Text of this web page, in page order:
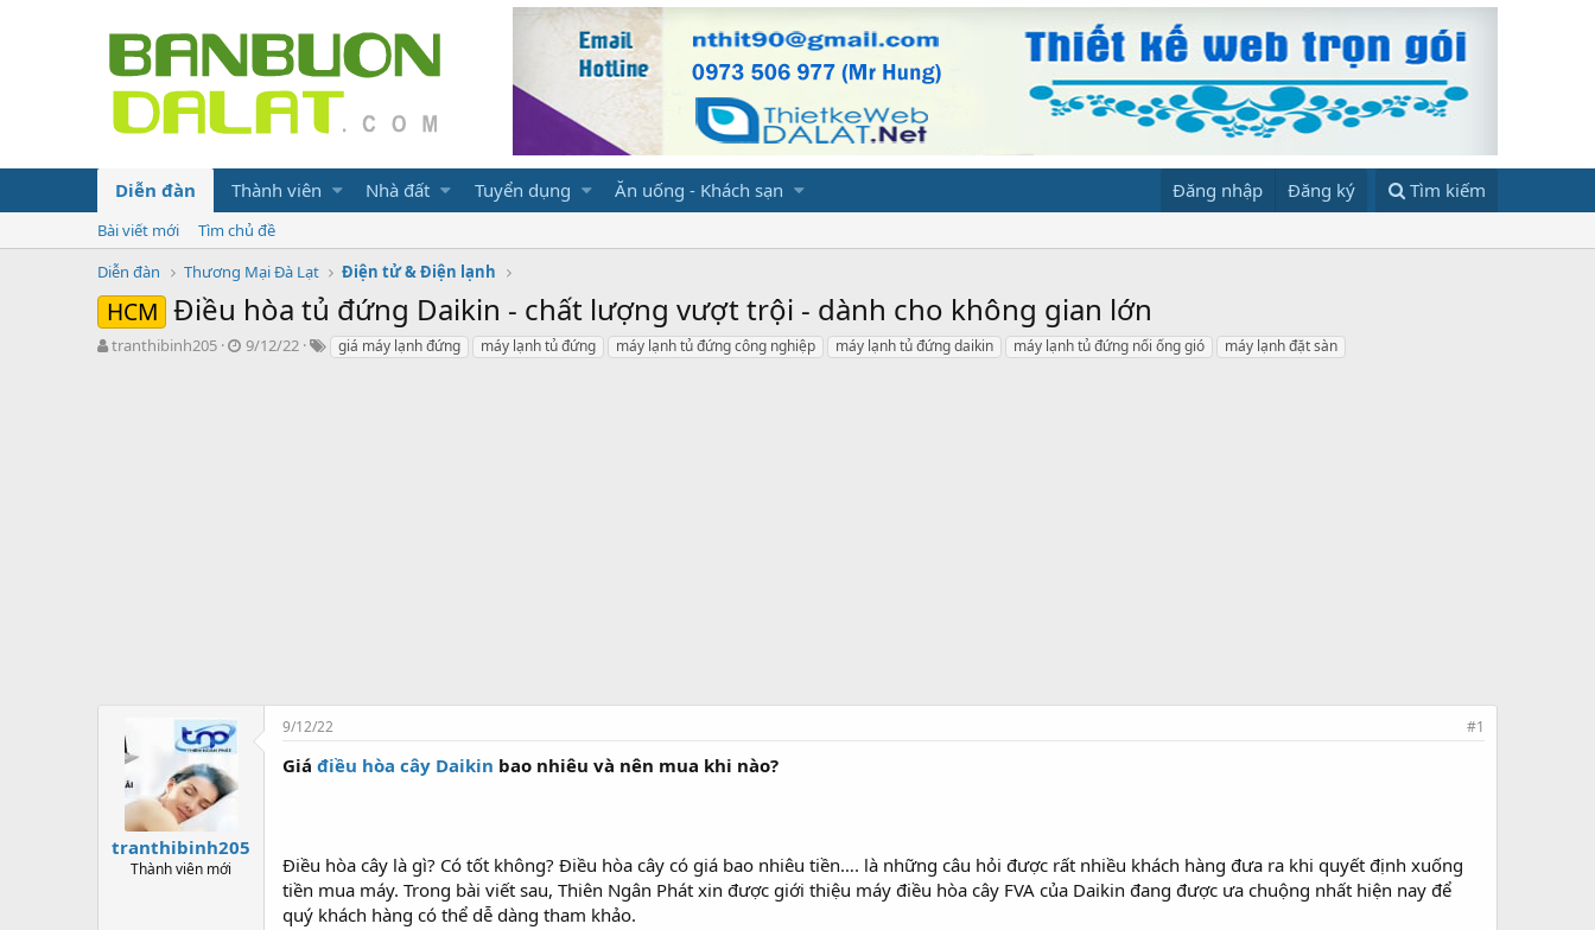
Diễn đàn Thành viên Nhà đất Tuyển dụng Ăn uống - Khách sạn Đăng nhập Đăng ký Tìm kiếm
Bài viết mới
Tìm chủ đề
Diễn đàn
Thương Mại Đà Lạt Điện tử & Điện lạnh
HCM Điều hòa tủ đứng Daikin - chất lượng vượt trội - dành cho không gian lớn
N
tranthibinh205
N
9/12/22
Tgiá máy lạnh đứng máy lạnh tủ đứng máy lạnh tủ đứng công nghiệp máy lạnh tủ đứng daikin máy lạnh tủ đứng nối ống gió máy lạnh đặt sàn
tranthibinh205
Thành viên mới
9/12/22 #1
Giá điều hòa cây Daikin bao nhiêu và nên mua khi nào?
Điều hòa cây là gì? Có tốt không? Điều hòa cây có giá bao nhiêu tiền…. là những câu hỏi được rất nhiều khách hàng đưa ra khi quyết định xuống
tiền mua máy. Trong bài viết sau, Thiên Ngân Phát xin được giới thiệu máy điều hòa cây FVA của Daikin đang được ưa chuộng nhất hiện nay để
quý khách hàng có thể dễ dàng tham khảo.